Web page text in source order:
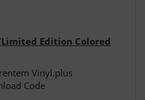
(Limited Edition Colored
Vinyl.plus
Code